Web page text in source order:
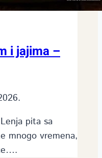
i jajima –
pita sa
mnogo vremena,